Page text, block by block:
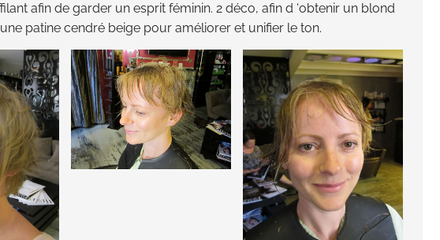
afin de garder un esprit féminin. 2 déco, afin d ‘obtenir un blond
patine cendré beige pour améliorer et unifier le ton.